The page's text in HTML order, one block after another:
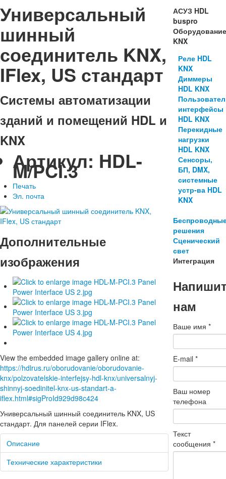
Универсальный
шинный
соединитель KNX,
IFlex, US стандарт
Системы автоматизации
зданий и помещений HDL и
KNX
Артикул: HDL-
M/PCI.3
Печать
Эл. почта
Дополнительные
изображения
View the embedded image gallery online at:
https://hdlrus.ru/oborudovanie/oborudovanie-
knx/polzovatelskie-interfejsy-hdl-knx/universalnyj-
shinnyj-soedinitel-knx-us-standart-a-
iflex.html#sigProId929d98c424
Универсальный шинный соединитель KNX, US
стандарт. Для панелей серии IFlex.
Описание
Технические характеристики
АСУЗ HDL
buspro
KNX
Реле HDL
KNX
Диммеры
HDL KNX
интерфейсы
HDL KNX
Перекидные
нагрузки
HDL KNX
Сенсоры,
БП, DMX,
системные
устр-ва HDL
KNX
решения
Сценический
свет
Интеграция
нам
Ваше имя*
E-mail*
Ваш номер
телефона
Текст
сообщения*